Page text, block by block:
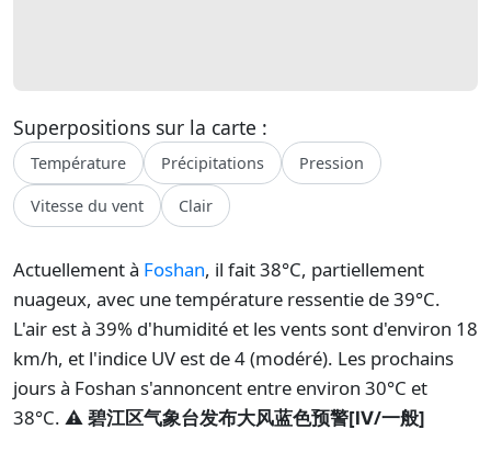
Superpositions sur la carte :
Température Précipitations Pression
Vitesse du vent Clair
Actuellement à Foshan, il fait 38°C, partiellement
nuageux, avec une température ressentie de 39°C.
L'air est à 39% d'humidité et les vents sont d'environ 18
km/h, et l'indice UV est de 4 (modéré). Les prochains
jours à Foshan s'annoncent entre environ 30°C et
38°C. ⚠️ 碧江区气象台发布大风蓝色预警[Ⅳ/一般]